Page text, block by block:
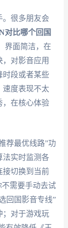
。很多朋友会
对比哪个回国
界面简洁，在
对影音应用
时段或者某些
速度表现不太
，在核心体验
荐最优线路”功
法实时监测各
接切换到当前
需要手动去试
回国影音专线”
；对于游戏玩